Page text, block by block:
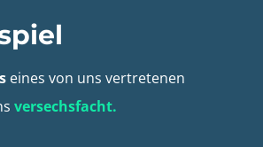
eines von uns vertretenen
versechsfacht.